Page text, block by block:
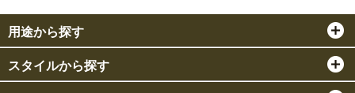
用途から探す
スタイルから探す